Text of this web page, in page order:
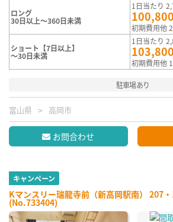
ロング
30日以上～360日未満
1日当たり
100,800
初期費用他
ショート【7日以上】
～30日未満
1日当たり
103,800
初期費用他
駐車場あり
富山県 高岡市
お問合わせ
キャンペーン
Kマンスリー瑞龍寺前（新高岡駅南） 207・
(No.733404)